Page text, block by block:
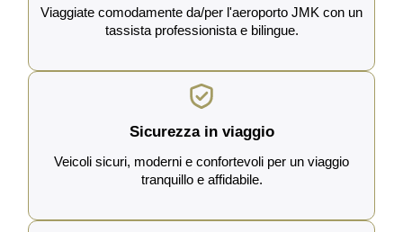
Viaggiate comodamente da/per l'aeroporto JMK con un
tassista professionista e bilingue.
Sicurezza in viaggio
Veicoli sicuri, moderni e confortevoli per un viaggio
tranquillo e affidabile.